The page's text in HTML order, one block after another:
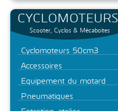
CYCLOMOTEURS
Scooter, Cyclos & Mécaboites
Cyclomoteurs 50cm3
Accessoires
Equipement du motard
Pneumatiques